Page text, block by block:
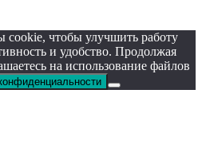
cookie, чтобы улучшить работу
и удобство. Продолжая
на использование файлов